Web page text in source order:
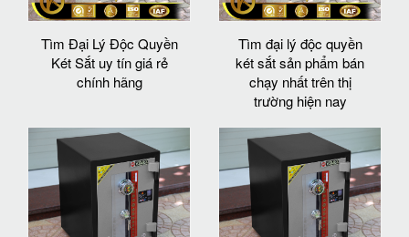
Tìm Đại Lý Độc Quyền
Két Sắt uy tín giá rẻ
chính hãng
Tìm đại lý độc quyền
két sắt sản phẩm bán
chạy nhất trên thị
trường hiện nay